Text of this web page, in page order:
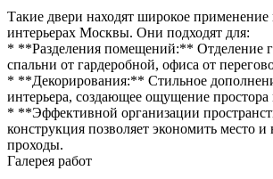
Такие двери находят широкое
интерьерах Москвы. Они подходят для:
* **Разделения помещений:** Отделение
спальни от гардеробной, офиса от
* **Декорирования:** Стильное
интерьера, создающее ощущение
* **Эффективной организации
конструкция позволяет экономить место и
проходы.
Галерея работ